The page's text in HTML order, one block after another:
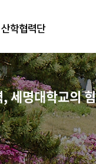
산학협력단
세명대학교의